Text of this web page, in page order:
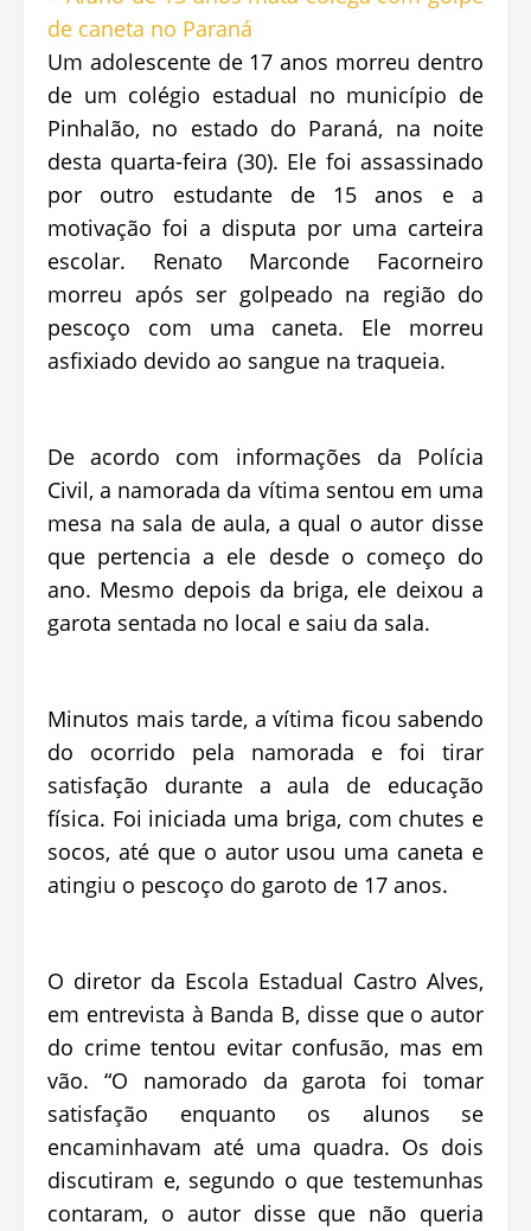
Um adolescente de 17 anos morreu dentro
de um colégio estadual no município de
Pinhalão, no estado do Paraná, na noite
desta quarta-feira (30). Ele foi assassinado
por outro estudante de 15 anos e a
motivação foi a disputa por uma carteira
escolar. Renato Marconde Facorneiro
morreu após ser golpeado na região do
pescoço com uma caneta. Ele morreu
asfixiado devido ao sangue na traqueia.
De acordo com informações da Polícia
Civil, a namorada da vítima sentou em uma
mesa na sala de aula, a qual o autor disse
que pertencia a ele desde o começo do
ano. Mesmo depois da briga, ele deixou a
garota sentada no local e saiu da sala.
Minutos mais tarde, a vítima ficou sabendo
do ocorrido pela namorada e foi tirar
satisfação durante a aula de educação
física. Foi iniciada uma briga, com chutes e
socos, até que o autor usou uma caneta e
atingiu o pescoço do garoto de 17 anos.
O diretor da Escola Estadual Castro Alves,
em entrevista à Banda B, disse que o autor
do crime tentou evitar confusão, mas em
vão. “O namorado da garota foi tomar
satisfação enquanto os alunos se
encaminhavam até uma quadra. Os dois
discutiram e, segundo o que testemunhas
contaram, o autor disse que não queria